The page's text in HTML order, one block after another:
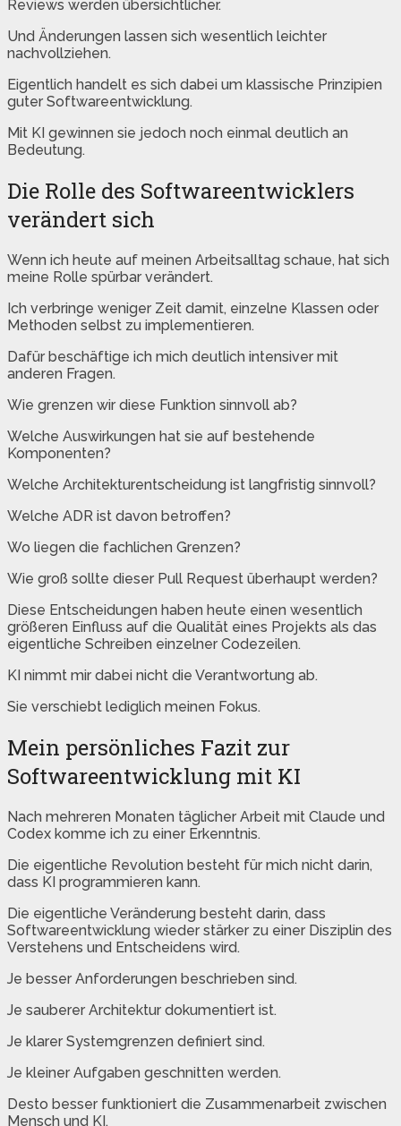
Reviews werden übersichtlicher.
Und Änderungen lassen sich wesentlich leichter
nachvollziehen.
Eigentlich handelt es sich dabei um klassische Prinzipien
guter Softwareentwicklung.
Mit KI gewinnen sie jedoch noch einmal deutlich an
Bedeutung.
Die Rolle des Softwareentwicklers
verändert sich
Wenn ich heute auf meinen Arbeitsalltag schaue, hat sich
meine Rolle spürbar verändert.
Ich verbringe weniger Zeit damit, einzelne Klassen oder
Methoden selbst zu implementieren.
Dafür beschäftige ich mich deutlich intensiver mit
anderen Fragen.
Wie grenzen wir diese Funktion sinnvoll ab?
Welche Auswirkungen hat sie auf bestehende
Komponenten?
Welche Architekturentscheidung ist langfristig sinnvoll?
Welche ADR ist davon betroffen?
Wo liegen die fachlichen Grenzen?
Wie groß sollte dieser Pull Request überhaupt werden?
Diese Entscheidungen haben heute einen wesentlich
größeren Einfluss auf die Qualität eines Projekts als das
eigentliche Schreiben einzelner Codezeilen.
KI nimmt mir dabei nicht die Verantwortung ab.
Sie verschiebt lediglich meinen Fokus.
Mein persönliches Fazit zur
Softwareentwicklung mit KI
Nach mehreren Monaten täglicher Arbeit mit Claude und
Codex komme ich zu einer Erkenntnis.
Die eigentliche Revolution besteht für mich nicht darin,
dass KI programmieren kann.
Die eigentliche Veränderung besteht darin, dass
Softwareentwicklung wieder stärker zu einer Disziplin des
Verstehens und Entscheidens wird.
Je besser Anforderungen beschrieben sind.
Je sauberer Architektur dokumentiert ist.
Je klarer Systemgrenzen definiert sind.
Je kleiner Aufgaben geschnitten werden.
Desto besser funktioniert die Zusammenarbeit zwischen
Mensch und KI.